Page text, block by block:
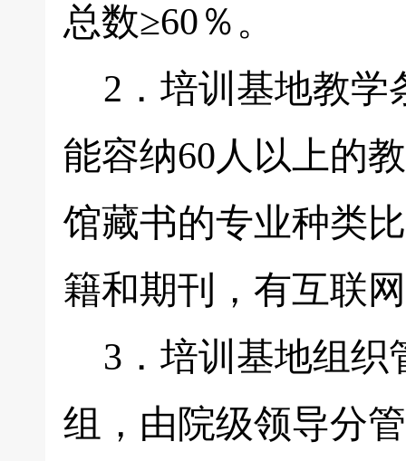
总数≥60％。
2．培训基地教学
能容纳60人以上的
馆藏书的专业种类
籍和期刊，有互联
3．培训基地组织
组，由院级领导分